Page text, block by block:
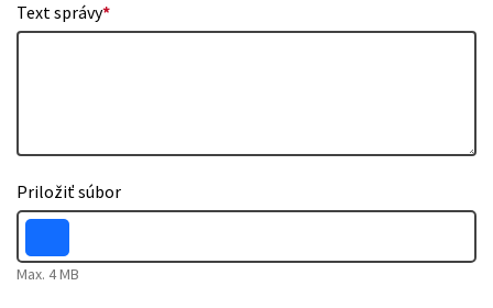
Text správy*
Priložiť súbor
Max. 4 MB